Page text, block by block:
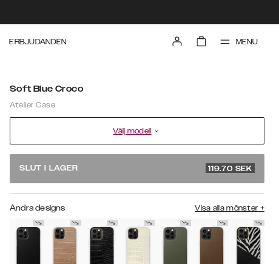
ERBJUDANDEN MENU
Soft Blue Croco
Atelier Case
Välj modell
SLUT I LAGER 119.70 SEK
Andra designs Visa alla mönster +